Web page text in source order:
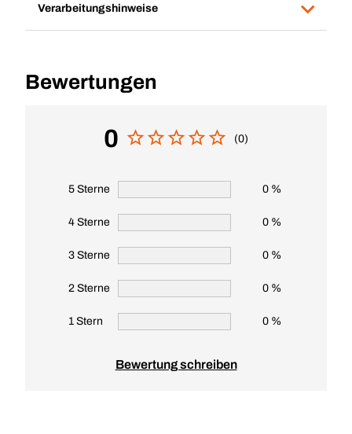
Verarbeitungshinweise
Bewertungen
0 (0)
5 Sterne 0 %
4 Sterne 0 %
3 Sterne 0 %
2 Sterne 0 %
1 Stern 0 %
Bewertung schreiben